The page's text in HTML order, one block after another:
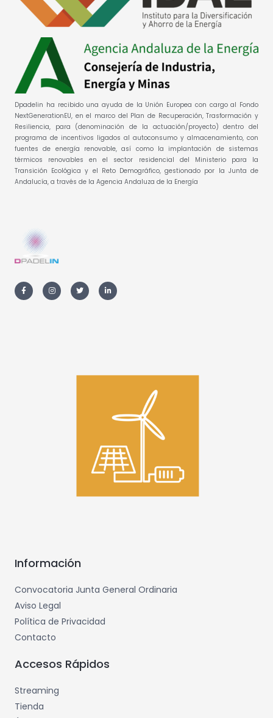
Dpadelin ha recibido una ayuda de la Unión Europea con cargo al Fondo
NextGenerationEU, en el marco del Plan de Recuperación, Trasformación y
Resiliencia, para (denominación de la actuación/proyecto) dentro del
programa de incentivos ligados al autoconsumo y almacenamiento, con
fuentes de energía renovable, así como la implantación de sistemas
térmicos renovables en el sector residencial del Ministerio para la
Transición Ecológica y el Reto Demográfico, gestionado por la Junta de
Andalucía, a través de la Agencia Andaluza de la Energía
Información
Convocatoria Junta General Ordinaria
Aviso Legal
Política de Privacidad
Contacto
Accesos Rápidos
Streaming
Tienda